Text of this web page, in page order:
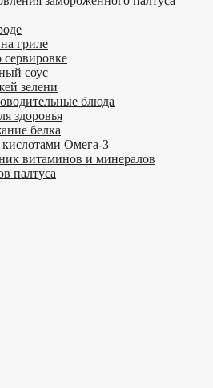
гриле
соус
зелени
блюда
здоровья
белка
Омега-3
витаминов и минералов
палтуса